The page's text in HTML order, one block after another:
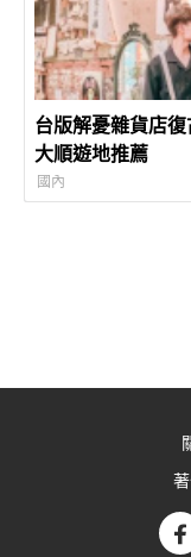
台版解憂雜貨店
大順遊地推薦
國內